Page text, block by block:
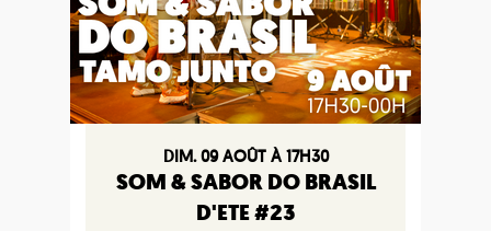
DIM. 09 AOÛT À 17H30
SOM & SABOR DO BRASIL
D'ETE #23